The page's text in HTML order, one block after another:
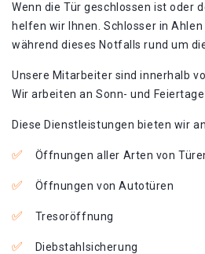
Wenn die Tür geschlossen ist oder
helfen wir Ihnen. Schlosser in
während dieses Notfalls rund um
Unsere Mitarbeiter sind innerhalb
Wir arbeiten an Sonn- und
Diese Dienstleistungen bieten wir
Öffnungen aller Arten von
Öffnungen von Autotüren
Tresoröffnung
Diebstahlsicherung